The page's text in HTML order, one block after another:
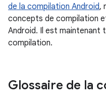
de la compilation Android,
concepts de compilation
Android. Il est maintenant
compilation.
Glossaire de la